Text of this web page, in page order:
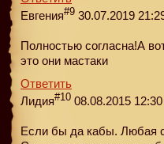
Евгения#9 30.07.2019
Полностью согласна!А
это они мастаки
Ответить
Лидия#10 08.08.2015 12:30
Если бы да кабы. Любая